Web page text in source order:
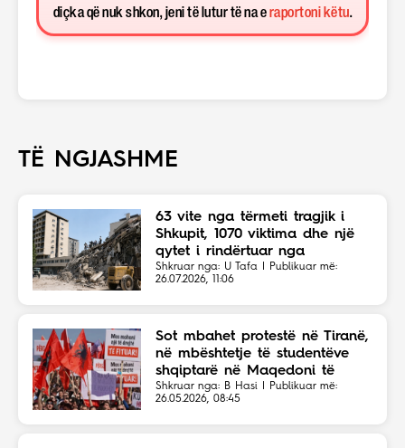
diçka që nuk shkon, jeni të lutur të na e raportoni këtu.
TË NGJASHME
63 vite nga tërmeti tragjik i
Shkupit, 1070 viktima dhe një
qytet i rindërtuar nga
solidariteti botëror
Shkruar nga: U Tafa | Publikuar më:
26.07.2026, 11:06
Sot mbahet protestë në Tiranë,
në mbështetje të studentëve
shqiptarë në Maqedoni të
Veriut
Shkruar nga: B Hasi | Publikuar më:
26.05.2026, 08:45